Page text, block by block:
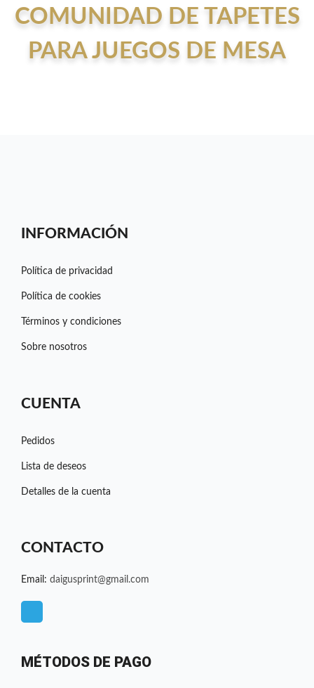
COMUNIDAD DE TAPETES
PARA JUEGOS DE MESA
INFORMACIÓN
Política de privacidad
Política de cookies
Términos y condiciones
Sobre nosotros
CUENTA
Pedidos
Lista de deseos
Detalles de la cuenta
CONTACTO
Email: daigusprint@gmail.com
e
e
g
MÉTODOS DE PAGO